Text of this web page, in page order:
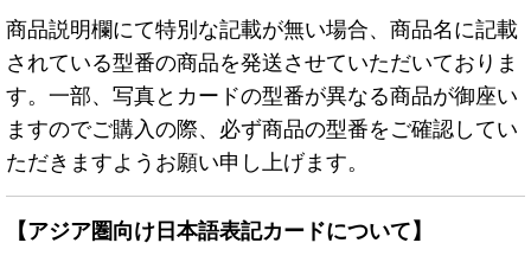
商品説明欄にて特別な記載が無い場合、商品名に記載
されている型番の商品を発送させていただいておりま
す。一部、写真とカードの型番が異なる商品が御座い
ますのでご購入の際、必ず商品の型番をご確認してい
ただきますようお願い申し上げます。
【アジア圏向け日本語表記カードについて】